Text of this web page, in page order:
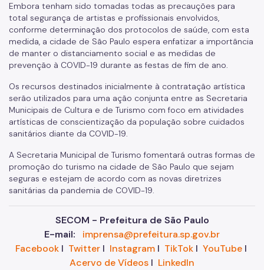
Embora tenham sido tomadas todas as precauções para
total segurança de artistas e profissionais envolvidos,
conforme determinação dos protocolos de saúde, com esta
medida, a cidade de São Paulo espera enfatizar a importância
de manter o distanciamento social e as medidas de
prevenção à COVID-19 durante as festas de fim de ano.
Os recursos destinados inicialmente à contratação artística
serão utilizados para uma ação conjunta entre as Secretaria
Municipais de Cultura e de Turismo com foco em atividades
artísticas de conscientização da população sobre cuidados
sanitários diante da COVID-19.
A Secretaria Municipal de Turismo fomentará outras formas de
promoção do turismo na cidade de São Paulo que sejam
seguras e estejam de acordo com as novas diretrizes
sanitárias da pandemia de COVID-19.
SECOM - Prefeitura de São Paulo
E-mail:
imprensa@prefeitura.sp.gov.br
FacebookI TwitterI InstagramI TikTokI YouTubeI
Acervo de Vídeos I LinkedIn